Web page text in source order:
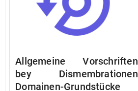
Allgemeine Vorschriften
bey Dismembrationen
Domainen-Grundstücke